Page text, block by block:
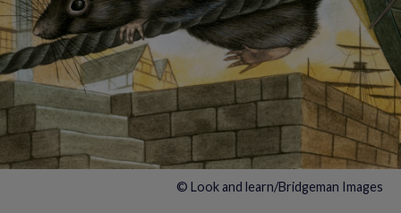
© Look and learn/Bridgeman Images